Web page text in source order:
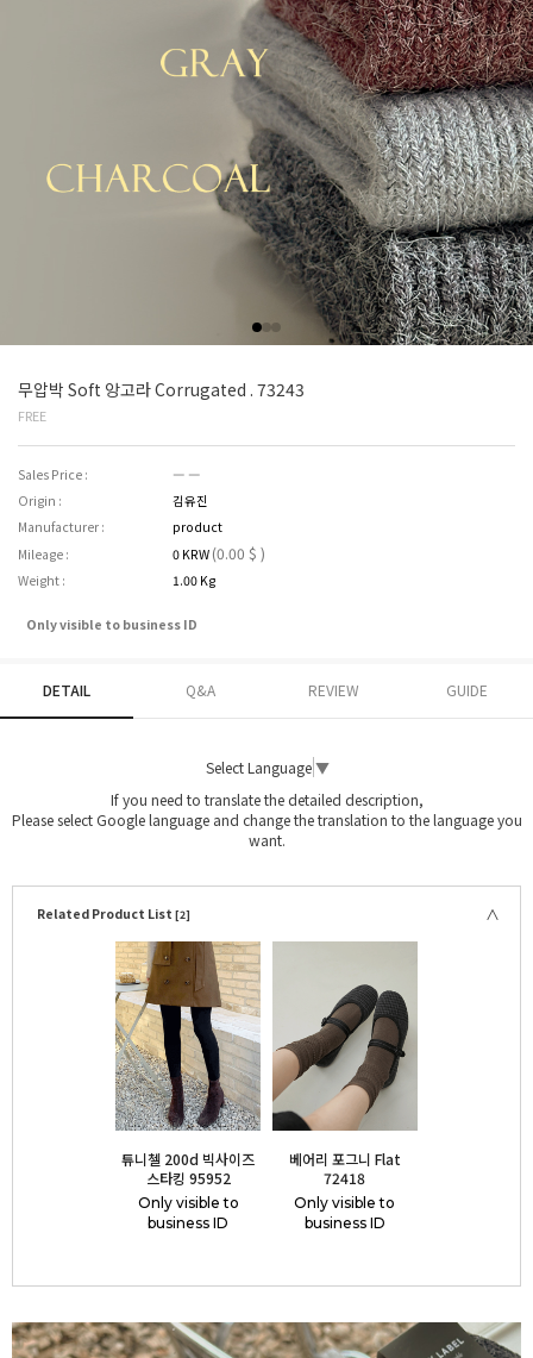
무압박 Soft 앙고라 Corrugated . 73243
FREE
Sales Price :
― ―
Origin :
김유진
Manufacturer :
product
Mileage :
0 KRW (0.00 $ )
Weight : 1.00 Kg
Only visible to business ID
DETAIL Q&A REVIEW GUIDE
Select Language ▼
If you need to translate the detailed description,
Please select Google language and change the translation to the language you
want.
Related Product List [2]
튜니첼 200d 빅사이즈
스타킹 95952
Only visible to
business ID
베어리 포그니 Flat
72418
Only visible to
business ID